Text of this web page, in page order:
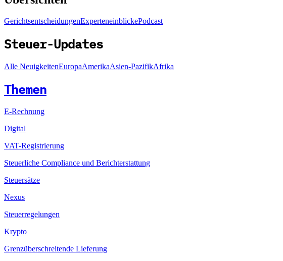
GerichtsentscheidungenExperteneinblickePodcast
Steuer-Updates
Alle NeuigkeitenEuropaAmerikaAsien-PazifikAfrika
Themen
E-Rechnung
Digital
VAT-Registrierung
Steuerliche Compliance und Berichterstattung
Steuersätze
Nexus
Steuerregelungen
Krypto
Grenzüberschreitende Lieferung